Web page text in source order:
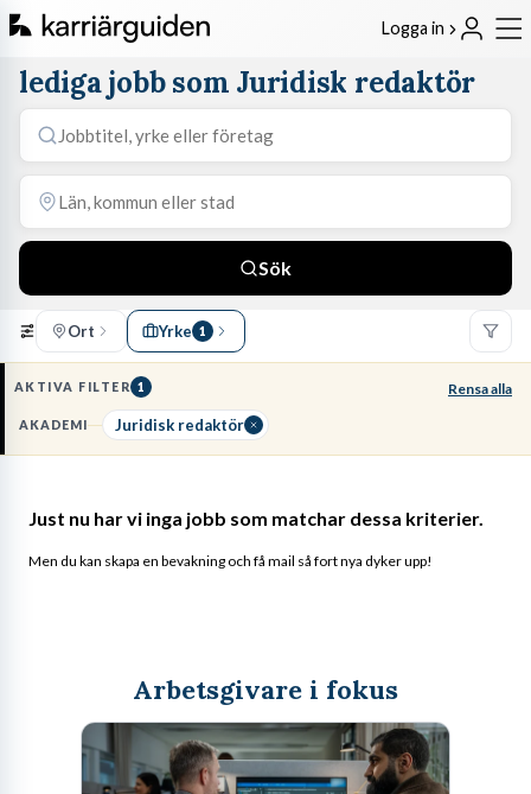
Logga in
lediga jobb som Juridisk redaktör
Sök
Ort Yrke 1
AKTIVA FILTER 1 Rensa alla
AKADEMI Juridisk redaktör
Just nu har vi inga jobb som matchar dessa kriterier.
Men du kan skapa en bevakning och få mail så fort nya dyker upp!
Arbetsgivare i fokus